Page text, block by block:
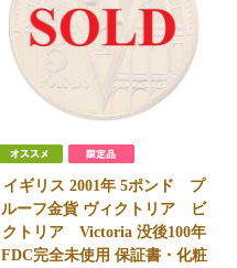
イギリス 2001年 5ポンド プ
ルーフ金貨 ヴィクトリア ビ
クトリア Victoria 没後100年
FDC完全未使用 保証書・化粧